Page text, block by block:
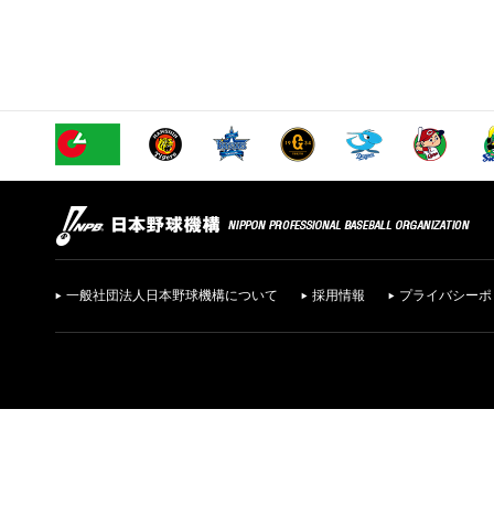
一般社団法人日本野球機構について 採用情報 プライバシー